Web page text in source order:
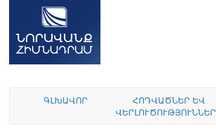
ԳԼԽԱՎՈՐ
ՀՈԴՎԱԾՆԵՐ ԵՎ
ՎԵՐԼՈՒԾՈՒԹՅՈՒՆՆԵՐ